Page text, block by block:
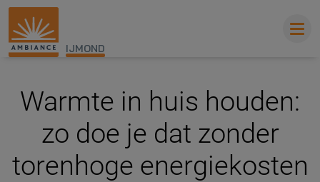
IJMOND
Warmte in huis houden:
zo doe je dat zonder
torenhoge energiekosten